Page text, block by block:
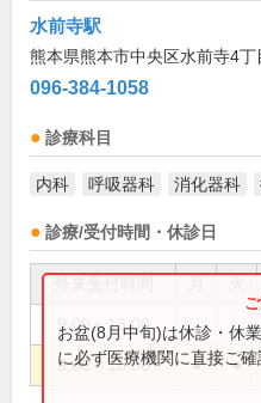
水前寺駅
熊本県熊本市中央区水前寺4
096-384-1058
診療科目
内科 呼吸器科 消化器科
診療/受付時間・休診日
9:00～13:00
9:00～18:00 ● ●
お盆(8月中旬)は休診・休
に必ず医療機関に直接ご確